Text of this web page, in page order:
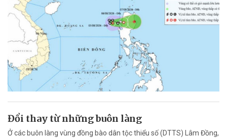
Đổi thay từ những buôn làng
Ở các buôn làng vùng đồng bào dân tộc thiểu số (DTTS) Lâm Đồng,